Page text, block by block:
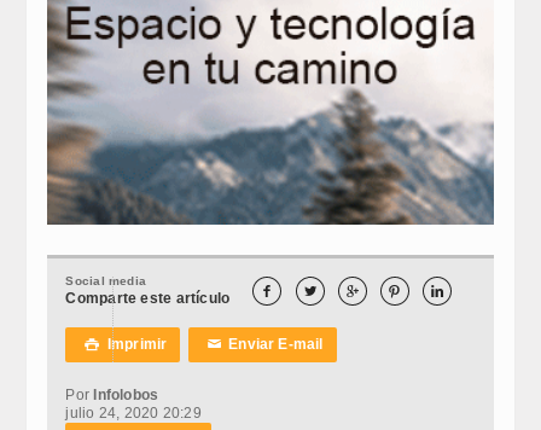
Social media
Comparte este artículo     
 Imprimir ✉Enviar E-mail
Por Infolobos
julio 24, 2020 20:29